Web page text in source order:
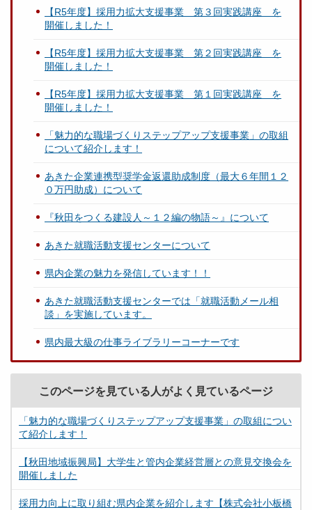
【R5年度】採用力拡大支援事業 第３回実践講座 を
開催しました！
【R5年度】採用力拡大支援事業 第２回実践講座 を
開催しました！
【R5年度】採用力拡大支援事業 第１回実践講座 を
開催しました！
「魅力的な職場づくりステップアップ支援事業」の取組
について紹介します！
あきた企業連携型奨学金返還助成制度（最大６年間１２
０万円助成）について
『秋田をつくる建設人～１２編の物語～』について
あきた就職活動支援センターについて
県内企業の魅力を発信しています！！
あきた就職活動支援センターでは「就職活動メール相
談」を実施しています。
県内最大級の仕事ライブラリーコーナーです
このページを見ている人がよく見ているページ
「魅力的な職場づくりステップアップ支援事業」の取組につい
て紹介します！
【秋田地域振興局】大学生と管内企業経営層との意見交換会を
開催しました
採用力向上に取り組む県内企業を紹介します【株式会社小板橋